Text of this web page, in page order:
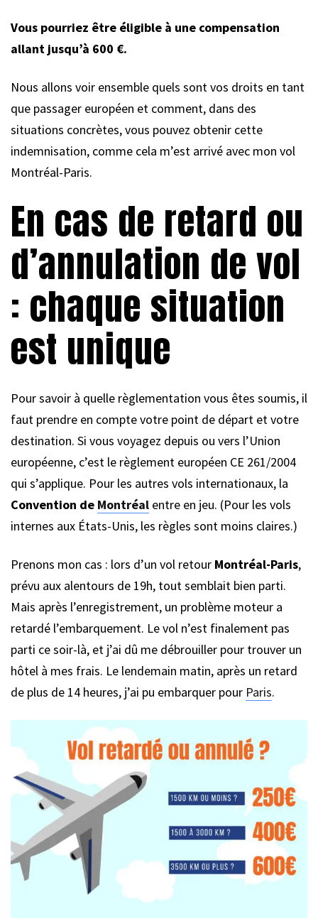
Vous pourriez être éligible à une compensation
allant jusqu’à 600 €.
Nous allons voir ensemble quels sont vos droits en tant
que passager européen et comment, dans des
situations concrètes, vous pouvez obtenir cette
indemnisation, comme cela m’est arrivé avec mon vol
Montréal-Paris.
En cas de retard ou
d’annulation de vol
: chaque situation
est unique
Pour savoir à quelle règlementation vous êtes soumis, il
faut prendre en compte votre point de départ et votre
destination. Si vous voyagez depuis ou vers l’Union
européenne, c’est le règlement européen CE 261/2004
qui s’applique. Pour les autres vols internationaux, la
Convention de Montréal entre en jeu. (Pour les vols
internes aux États-Unis, les règles sont moins claires.)
Prenons mon cas : lors d’un vol retour Montréal-Paris,
prévu aux alentours de 19h, tout semblait bien parti.
Mais après l’enregistrement, un problème moteur a
retardé l’embarquement. Le vol n’est finalement pas
parti ce soir-là, et j’ai dû me débrouiller pour trouver un
hôtel à mes frais. Le lendemain matin, après un retard
de plus de 14 heures, j’ai pu embarquer pour Paris.